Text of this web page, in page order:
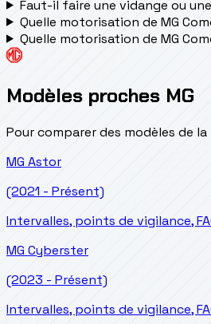
Faut-il faire une vidange ou
Quelle motorisation de MG
Quelle motorisation de MG
Modèles proches MG
Pour comparer des modèles de
MG Astor
(2021 - Présent)
Intervalles, points de vigilance,
MG Cyberster
(2023 - Présent)
Intervalles, points de vigilance,